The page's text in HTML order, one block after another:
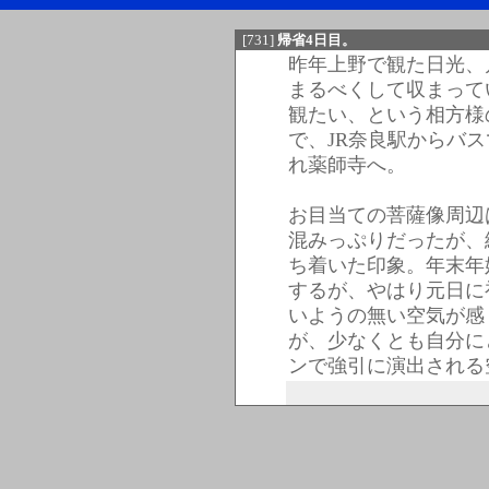
[731] 帰省4日目。
昨年上野で観た日光
まるべくして収まっ
観たい、という相方
で、JR奈良駅からバ
れ薬師寺へ。
お目当ての菩薩像周
混みっぷりだったが
ち着いた印象。年末
するが、やはり元日
いようの無い空気が
が、少なくとも自分
ンで強引に演出され